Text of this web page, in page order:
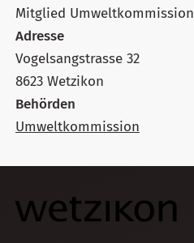
Mitglied Umweltkommission
Adresse
Vogelsangstrasse 32
8623 Wetzikon
Behörden
Umweltkommission